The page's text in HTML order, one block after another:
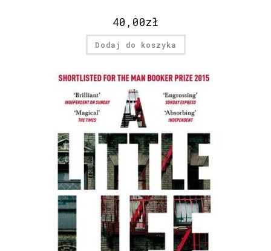
40,00zł
Dodaj do koszyka